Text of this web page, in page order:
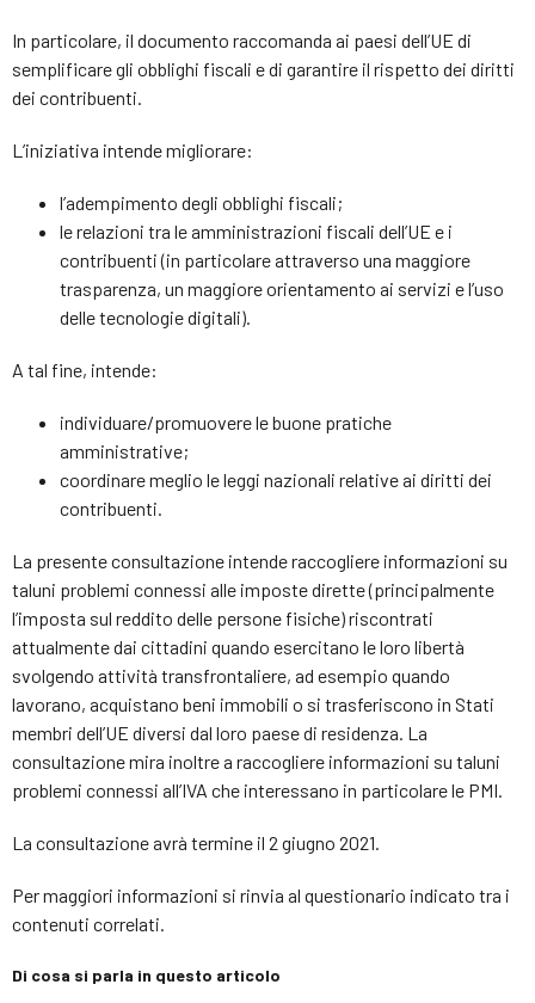
In particolare, il documento raccomanda ai paesi dell’UE di
semplificare gli obblighi fiscali e di garantire il rispetto dei diritti
dei contribuenti.
L’iniziativa intende migliorare:
l’adempimento degli obblighi fiscali;
le relazioni tra le amministrazioni fiscali dell’UE e i
contribuenti (in particolare attraverso una maggiore
trasparenza, un maggiore orientamento ai servizi e l’uso
delle tecnologie digitali).
A tal fine, intende:
individuare/promuovere le buone pratiche
amministrative;
coordinare meglio le leggi nazionali relative ai diritti dei
contribuenti.
La presente consultazione intende raccogliere informazioni su
taluni problemi connessi alle imposte dirette (principalmente
l’imposta sul reddito delle persone fisiche) riscontrati
attualmente dai cittadini quando esercitano le loro libertà
svolgendo attività transfrontaliere, ad esempio quando
lavorano, acquistano beni immobili o si trasferiscono in Stati
membri dell’UE diversi dal loro paese di residenza. La
consultazione mira inoltre a raccogliere informazioni su taluni
problemi connessi all’IVA che interessano in particolare le PMI.
La consultazione avrà termine il 2 giugno 2021.
Per maggiori informazioni si rinvia al questionario indicato tra i
contenuti correlati.
Di cosa si parla in questo articolo